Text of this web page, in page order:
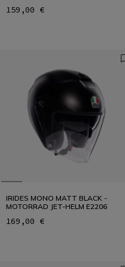
159,00 €
IRIDES MONO MATT BLACK -
MOTORRAD JET-HELM E2206
169,00 €